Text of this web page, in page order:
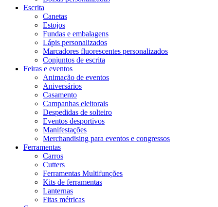
Escrita
Canetas
Estojos
Fundas e embalagens
Lápis personalizados
Marcadores fluorescentes personalizados
Conjuntos de escrita
Feiras e eventos
Animação de eventos
Aniversários
Casamento
Campanhas eleitorais
Despedidas de solteiro
Eventos desportivos
Manifestações
Merchandising para eventos e congressos
Ferramentas
Carros
Cutters
Ferramentas Multifunções
Kits de ferramentas
Lanternas
Fitas métricas